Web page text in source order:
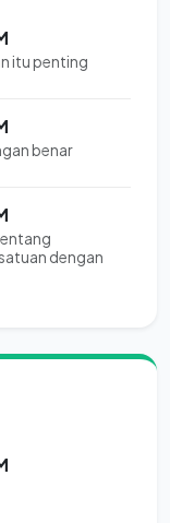
itu penting
benar
dengan